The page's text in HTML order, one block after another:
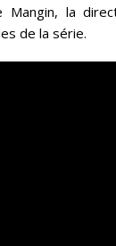
Mangin, la
de la série.